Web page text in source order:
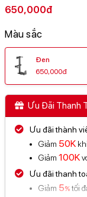
650,000đ
Màu sắc
Đen
650,000đ
Ưu Đãi Thanh
Ưu đãi thành
Giảm 50K
Giảm 100K
Ưu đãi thanh
Giảm 5% tối